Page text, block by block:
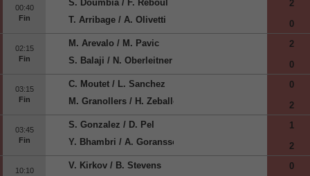
00:40
Fin
S. Doumbia / F. Reboul
T. Arribage / A. Olivetti
2
0
02:15
Fin
M. Arevalo / M. Pavic
S. Balaji / N. Oberleitner
2
0
03:15
Fin
C. Moutet / L. Sanchez
M. Granollers / H. Zeballos
0
2
03:45
Fin
S. Gonzalez / D. Pel
Y. Bhambri / A. Goransson
1
2
10:10
V. Kirkov / B. Stevens
0